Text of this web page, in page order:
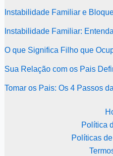
Instabilidade Familiar e
Instabilidade Familiar:
O que Significa Filho que
Sua Relação com os Pais
Tomar os Pais: Os 4 Passos
Política
Políticas